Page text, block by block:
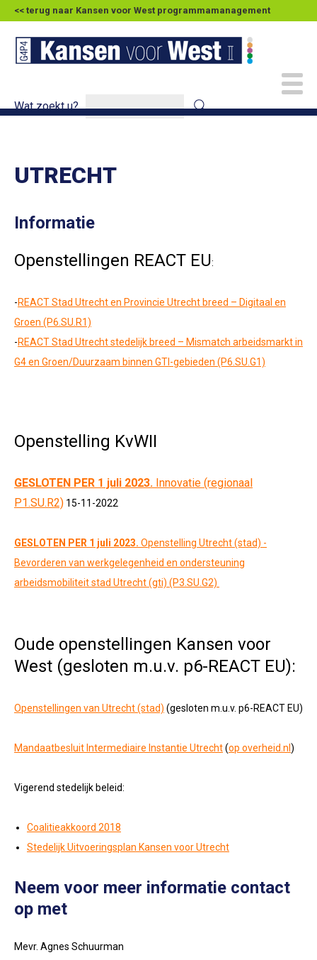
<< terug naar Kansen voor West programmamanagement
Wat zoekt u?
UTRECHT
Informatie
Openstellingen REACT EU:
-REACT Stad Utrecht en Provincie Utrecht breed – Digitaal en
Groen (P6.SU.R1)
-REACT Stad Utrecht stedelijk breed – Mismatch arbeidsmarkt in
G4 en Groen/Duurzaam binnen GTI-gebieden (P6.SU.G1)
Openstelling KvWII
GESLOTEN PER 1 juli 2023. Innovatie (regionaal
P1.SU.R2) 15-11-2022
GESLOTEN PER 1 juli 2023. Openstelling Utrecht (stad) -
Bevorderen van werkgelegenheid en ondersteuning
arbeidsmobiliteit stad Utrecht (gti) (P3.SU.G2)
Oude openstellingen Kansen voor
West (gesloten m.u.v. p6-REACT EU):
Openstellingen van Utrecht (stad) (gesloten m.u.v. p6-REACT EU)
Mandaatbesluit Intermediaire Instantie Utrecht(op overheid.nl )
Vigerend stedelijk beleid:
Coalitieakkoord 2018
Stedelijk Uitvoeringsplan Kansen voor Utrecht
Neem voor meer informatie contact
op met
Mevr. Agnes Schuurman